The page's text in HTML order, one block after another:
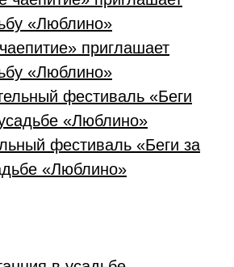
приглашает
«Люблино»
фестиваль «Беги за
«Люблино»